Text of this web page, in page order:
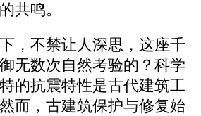
共鸣。
，不禁让人深思，这座千
无数次自然考验的？科学
的抗震特性是古代建筑工
而，古建筑保护与修复始